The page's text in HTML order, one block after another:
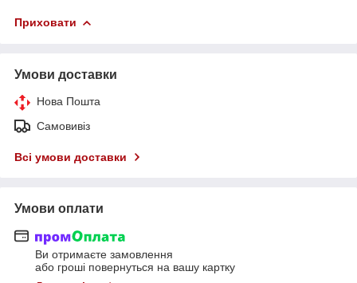
Приховати
Умови доставки
Нова Пошта
Самовивіз
Всі умови доставки
Умови оплати
Ви отримаєте замовлення
або гроші повернуться на вашу картку